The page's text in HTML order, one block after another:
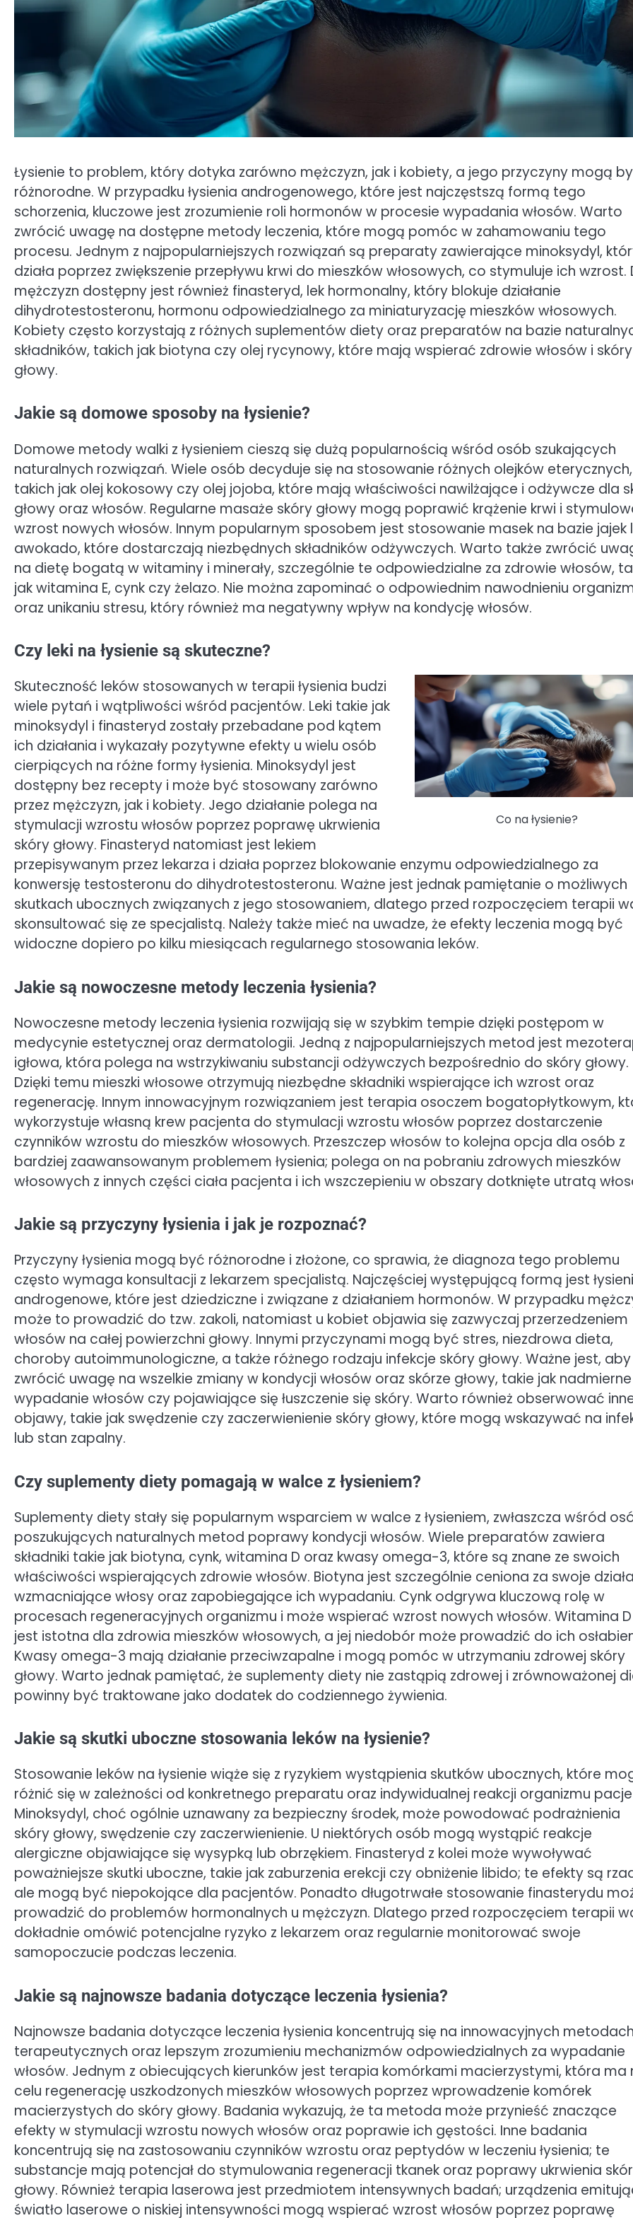
Łysienie to problem, który dotyka zarówno mężczyzn, jak i kobiety, a jego przyczyny mogą
różnorodne. W przypadku łysienia androgenowego, które jest najczęstszą formą tego
schorzenia, kluczowe jest zrozumienie roli hormonów w procesie wypadania włosów. Warto
zwrócić uwagę na dostępne metody leczenia, które mogą pomóc w zahamowaniu tego
procesu. Jednym z najpopularniejszych rozwiązań są preparaty zawierające minoksydyl,
działa poprzez zwiększenie przepływu krwi do mieszków włosowych, co stymuluje ich wzrost.
mężczyzn dostępny jest również finasteryd, lek hormonalny, który blokuje działanie
dihydrotestosteronu, hormonu odpowiedzialnego za miniaturyzację mieszków włosowych.
Kobiety często korzystają z różnych suplementów diety oraz preparatów na bazie
składników, takich jak biotyna czy olej rycynowy, które mają wspierać zdrowie włosów i skóry
głowy.
Jakie są domowe sposoby na łysienie?
Domowe metody walki z łysieniem cieszą się dużą popularnością wśród osób szukających
naturalnych rozwiązań. Wiele osób decyduje się na stosowanie różnych olejków eterycznych,
takich jak olej kokosowy czy olej jojoba, które mają właściwości nawilżające i odżywcze dla
głowy oraz włosów. Regularne masaże skóry głowy mogą poprawić krążenie krwi i
wzrost nowych włosów. Innym popularnym sposobem jest stosowanie masek na bazie jajek
awokado, które dostarczają niezbędnych składników odżywczych. Warto także zwrócić
na dietę bogatą w witaminy i minerały, szczególnie te odpowiedzialne za zdrowie włosów,
jak witamina E, cynk czy żelazo. Nie można zapominać o odpowiednim nawodnieniu
oraz unikaniu stresu, który również ma negatywny wpływ na kondycję włosów.
Czy leki na łysienie są skuteczne?
Co na łysienie?
Skuteczność leków stosowanych w terapii łysienia budzi
wiele pytań i wątpliwości wśród pacjentów. Leki takie jak
minoksydyl i finasteryd zostały przebadane pod kątem
ich działania i wykazały pozytywne efekty u wielu osób
cierpiących na różne formy łysienia. Minoksydyl jest
dostępny bez recepty i może być stosowany zarówno
przez mężczyzn, jak i kobiety. Jego działanie polega na
stymulacji wzrostu włosów poprzez poprawę ukrwienia
skóry głowy. Finasteryd natomiast jest lekiem
przepisywanym przez lekarza i działa poprzez blokowanie enzymu odpowiedzialnego za
konwersję testosteronu do dihydrotestosteronu. Ważne jest jednak pamiętanie o możliwych
skutkach ubocznych związanych z jego stosowaniem, dlatego przed rozpoczęciem terapii
skonsultować się ze specjalistą. Należy także mieć na uwadze, że efekty leczenia mogą być
widoczne dopiero po kilku miesiącach regularnego stosowania leków.
Jakie są nowoczesne metody leczenia łysienia?
Nowoczesne metody leczenia łysienia rozwijają się w szybkim tempie dzięki postępom w
medycynie estetycznej oraz dermatologii. Jedną z najpopularniejszych metod jest
igłowa, która polega na wstrzykiwaniu substancji odżywczych bezpośrednio do skóry głowy.
Dzięki temu mieszki włosowe otrzymują niezbędne składniki wspierające ich wzrost oraz
regenerację. Innym innowacyjnym rozwiązaniem jest terapia osoczem bogatopłytkowym,
wykorzystuje własną krew pacjenta do stymulacji wzrostu włosów poprzez dostarczenie
czynników wzrostu do mieszków włosowych. Przeszczep włosów to kolejna opcja dla osób z
bardziej zaawansowanym problemem łysienia; polega on na pobraniu zdrowych mieszków
włosowych z innych części ciała pacjenta i ich wszczepieniu w obszary dotknięte utratą
Jakie są przyczyny łysienia i jak je rozpoznać?
Przyczyny łysienia mogą być różnorodne i złożone, co sprawia, że diagnoza tego problemu
często wymaga konsultacji z lekarzem specjalistą. Najczęściej występującą formą jest
androgenowe, które jest dziedziczne i związane z działaniem hormonów. W przypadku
może to prowadzić do tzw. zakoli, natomiast u kobiet objawia się zazwyczaj przerzedzeniem
włosów na całej powierzchni głowy. Innymi przyczynami mogą być stres, niezdrowa dieta,
choroby autoimmunologiczne, a także różnego rodzaju infekcje skóry głowy. Ważne jest, aby
zwrócić uwagę na wszelkie zmiany w kondycji włosów oraz skórze głowy, takie jak nadmierne
wypadanie włosów czy pojawiające się łuszczenie się skóry. Warto również obserwować
objawy, takie jak swędzenie czy zaczerwienienie skóry głowy, które mogą wskazywać na
lub stan zapalny.
Czy suplementy diety pomagają w walce z łysieniem?
Suplementy diety stały się popularnym wsparciem w walce z łysieniem, zwłaszcza wśród
poszukujących naturalnych metod poprawy kondycji włosów. Wiele preparatów zawiera
składniki takie jak biotyna, cynk, witamina D oraz kwasy omega-3, które są znane ze swoich
właściwości wspierających zdrowie włosów. Biotyna jest szczególnie ceniona za swoje
wzmacniające włosy oraz zapobiegające ich wypadaniu. Cynk odgrywa kluczową rolę w
procesach regeneracyjnych organizmu i może wspierać wzrost nowych włosów. Witamina D
jest istotna dla zdrowia mieszków włosowych, a jej niedobór może prowadzić do ich
Kwasy omega-3 mają działanie przeciwzapalne i mogą pomóc w utrzymaniu zdrowej skóry
głowy. Warto jednak pamiętać, że suplementy diety nie zastąpią zdrowej i zrównoważonej
powinny być traktowane jako dodatek do codziennego żywienia.
Jakie są skutki uboczne stosowania leków na łysienie?
Stosowanie leków na łysienie wiąże się z ryzykiem wystąpienia skutków ubocznych, które
różnić się w zależności od konkretnego preparatu oraz indywidualnej reakcji organizmu
Minoksydyl, choć ogólnie uznawany za bezpieczny środek, może powodować podrażnienia
skóry głowy, swędzenie czy zaczerwienienie. U niektórych osób mogą wystąpić reakcje
alergiczne objawiające się wysypką lub obrzękiem. Finasteryd z kolei może wywoływać
poważniejsze skutki uboczne, takie jak zaburzenia erekcji czy obniżenie libido; te efekty są
ale mogą być niepokojące dla pacjentów. Ponadto długotrwałe stosowanie finasterydu
prowadzić do problemów hormonalnych u mężczyzn. Dlatego przed rozpoczęciem terapii
dokładnie omówić potencjalne ryzyko z lekarzem oraz regularnie monitorować swoje
samopoczucie podczas leczenia.
Jakie są najnowsze badania dotyczące leczenia łysienia?
Najnowsze badania dotyczące leczenia łysienia koncentrują się na innowacyjnych
terapeutycznych oraz lepszym zrozumieniu mechanizmów odpowiedzialnych za wypadanie
włosów. Jednym z obiecujących kierunków jest terapia komórkami macierzystymi, która ma
celu regenerację uszkodzonych mieszków włosowych poprzez wprowadzenie komórek
macierzystych do skóry głowy. Badania wykazują, że ta metoda może przynieść znaczące
efekty w stymulacji wzrostu nowych włosów oraz poprawie ich gęstości. Inne badania
koncentrują się na zastosowaniu czynników wzrostu oraz peptydów w leczeniu łysienia; te
substancje mają potencjał do stymulowania regeneracji tkanek oraz poprawy ukrwienia
głowy. Również terapia laserowa jest przedmiotem intensywnych badań; urządzenia
światło laserowe o niskiej intensywności mogą wspierać wzrost włosów poprzez poprawę